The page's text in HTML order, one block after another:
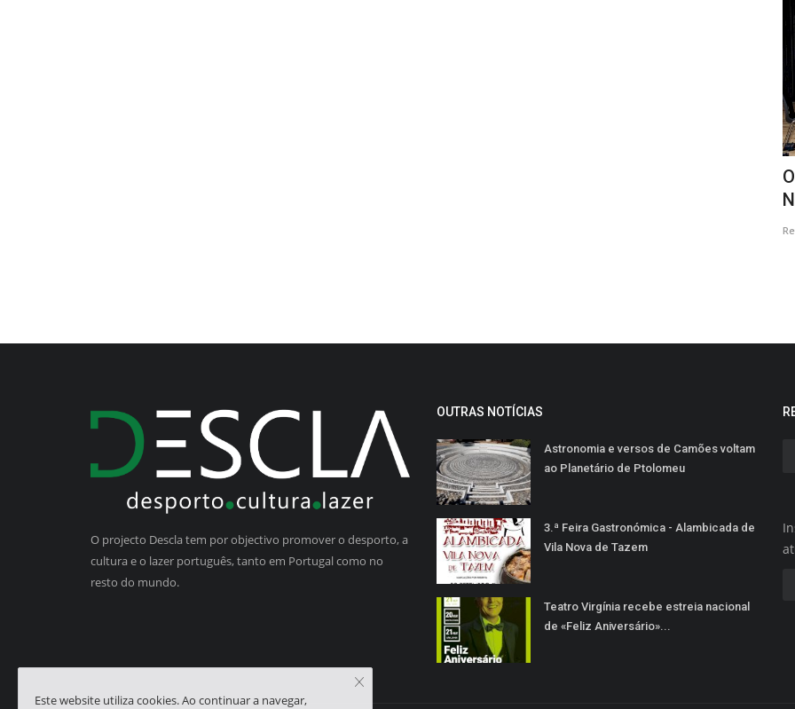
O projecto Descla tem por objectivo promover o desporto, a
cultura e o lazer português, tanto em Portugal como no
resto do mundo.
OUTRAS NOTÍCIAS
Astronomia e versos de Camões voltam
ao Planetário de Ptolomeu
3.ª Feira Gastronómica - Alambicada de
Vila Nova de Tazem
Teatro Virgínia recebe estreia nacional
de «Feliz Aniversário»...
Este website utiliza cookies. Ao continuar a navegar,